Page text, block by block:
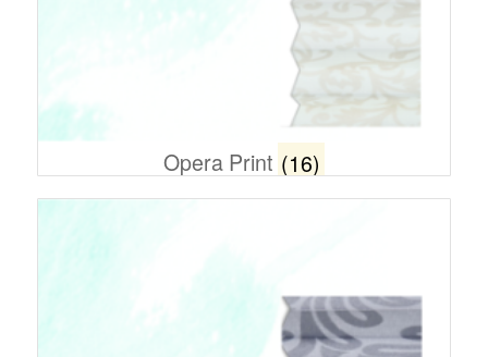
Opera Print (16)